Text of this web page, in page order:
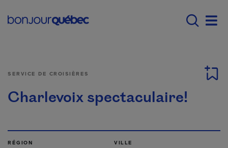
Main navigation -
SERVICE DE CROISIÈRES
Charlevoix spectaculaire!
RÉGION VILLE